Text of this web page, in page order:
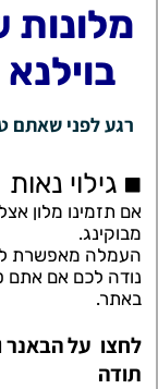
מלונות
בוילנא
רגע לפני שאתם
גילוי נאות
אם תזמינו מלון
מבוקינג.
העמלה מאפשרת
נודה לכם אם אתם
באתר.
לחצו על הבאנר
תודה